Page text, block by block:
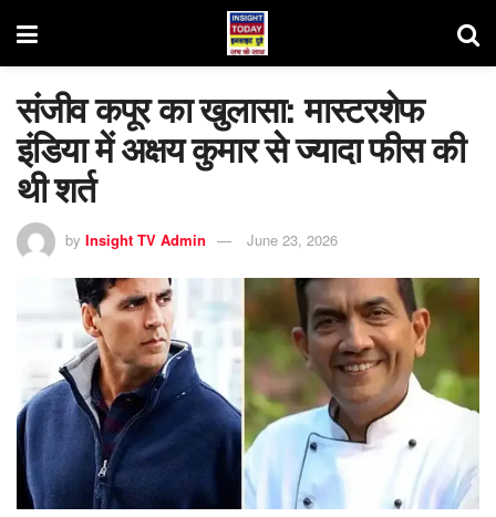
संजीव कपूर का खुलासा: मास्टरशेफ
इंडिया में अक्षय कुमार से ज्यादा फीस की
थी शर्त
by Insight TV Admin June 23, 2026